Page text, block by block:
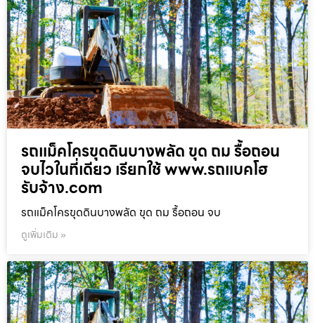
รถแม็คโครขุดดินบางพลัด ขุด ถม รื้อถอน
จบไวในที่เดียว เรียกใช้ www.รถแบคโฮ
รับจ้าง.com
รถแม็คโครขุดดินบางพลัด ขุด ถม รื้อถอน จบ
ดูเพิ่มเติม »